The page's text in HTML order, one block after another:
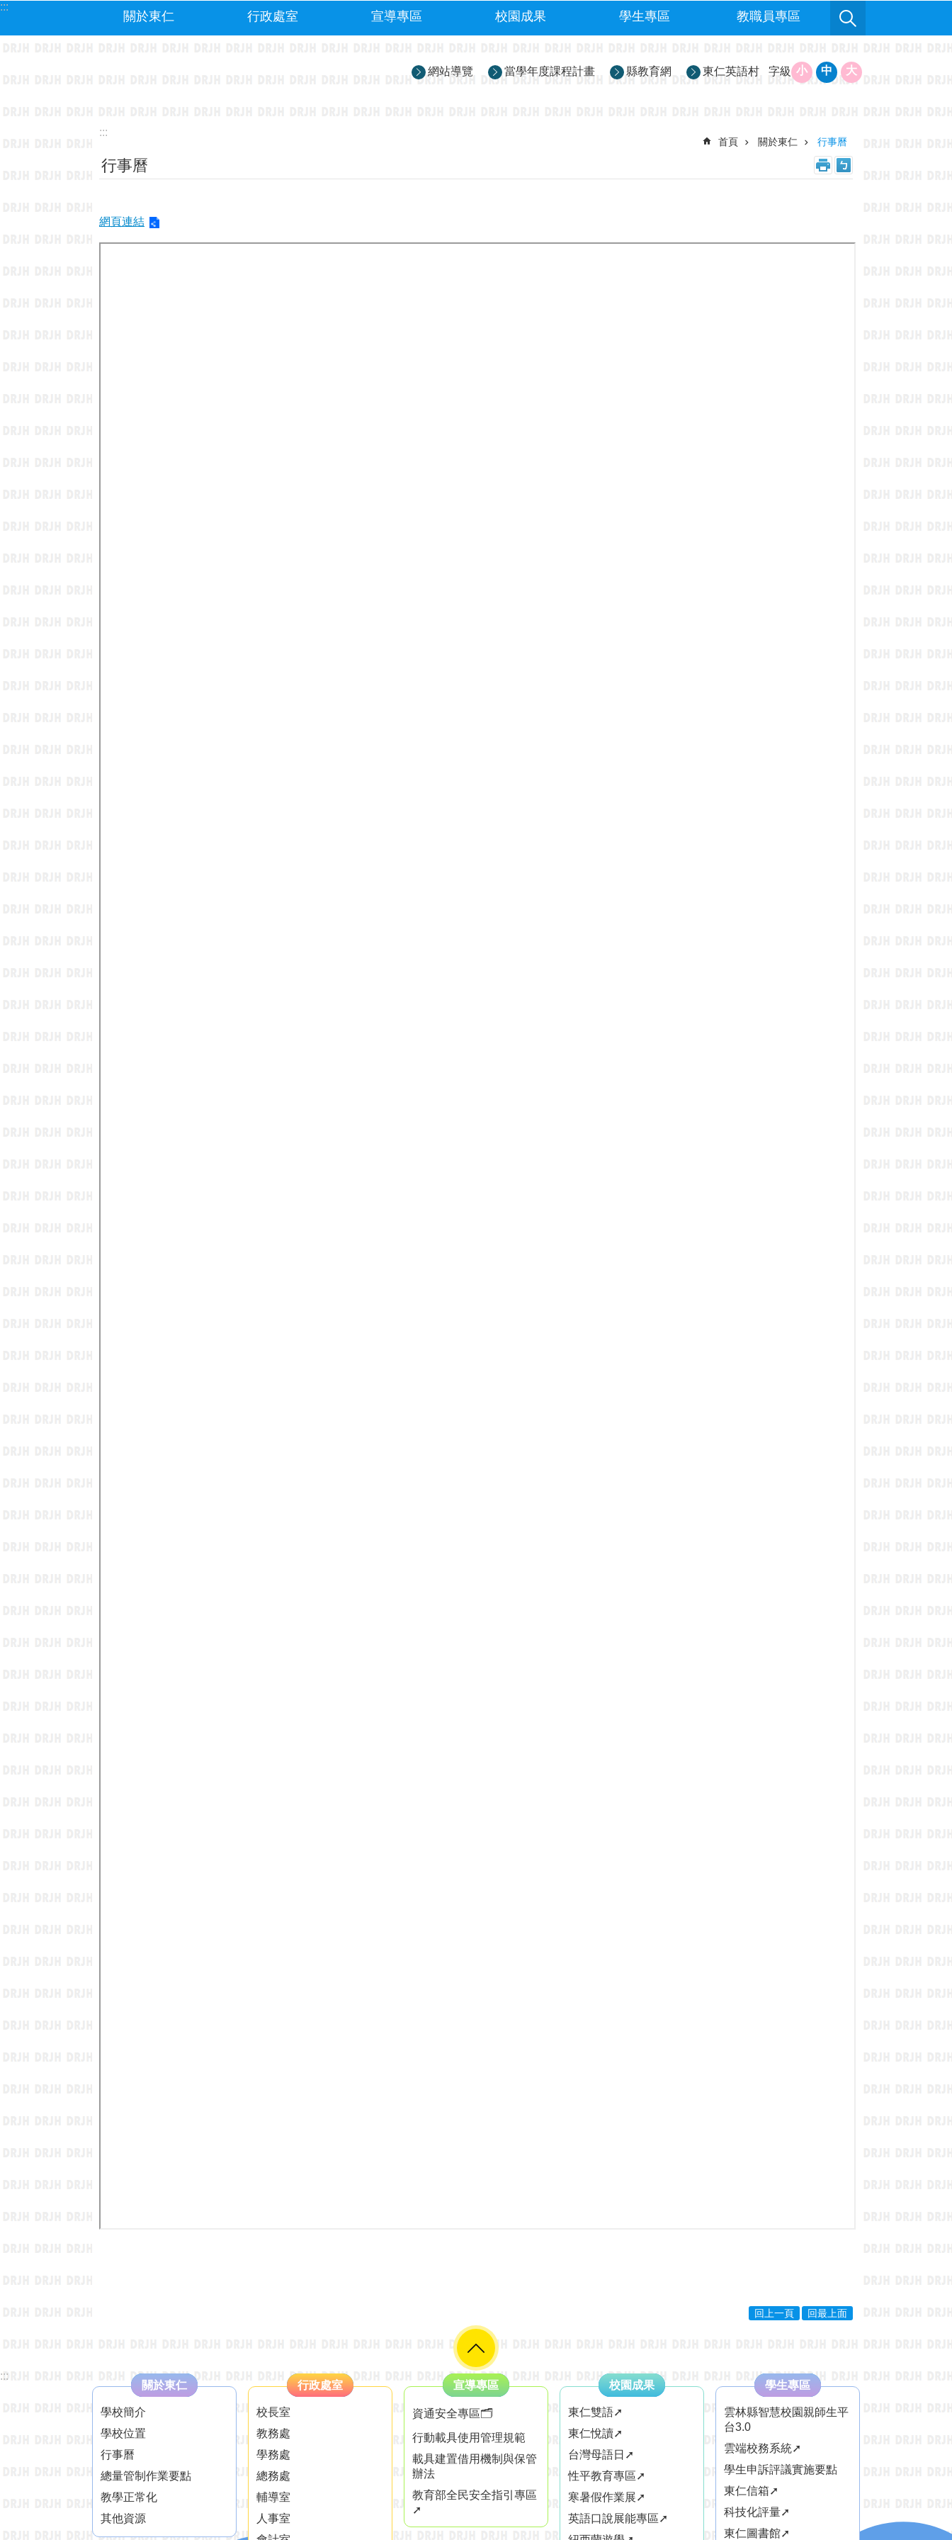
跳到主要內容區塊
:::
關於東仁 行政處室 宣導專區 校園成果 學生專區 教職員專區
網站導覽 當學年度課程計畫 縣教育網 東仁英語村 字級 小 中 大
:::
首頁 關於東仁 行事曆
行事曆
網頁連結
回上一頁 回最上面
:::
關於東仁
學校簡介
學校位置
行事曆
總量管制作業要點
教學正常化
其他資源
行政處室
校長室
教務處
學務處
總務處
輔導室
人事室
宣導專區
資通安全專區🗂️
行動載具使用管理規範
載具建置借用機制與保管
辦法
教育部全民安全指引專區
➚
校園成果
東仁雙語➚
東仁悅讀➚
台灣母語日➚
性平教育專區➚
寒暑假作業展➚
英語口說展能專區➚
學生專區
雲林縣智慧校園親師生平
台3.0
雲端校務系統➚
學生申訴評議實施要點
東仁信箱➚
科技化評量➚
東仁圖書館➚